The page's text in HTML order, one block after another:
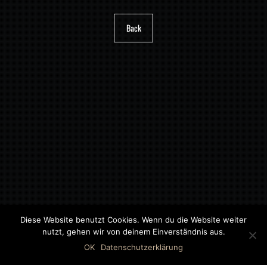
Back
©2018 MWB – MOTORWAGEN BERNAU GMBH
Diese Website benutzt Cookies. Wenn du die Website weiter
nutzt, gehen wir von deinem Einverständnis aus.
OK
Datenschutzerklärung